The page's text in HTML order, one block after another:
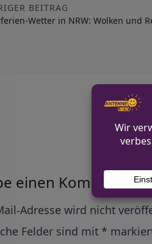
BEITRAG
Wetter in NRW: Wolken und
Alle
einen Kommentar
Adresse wird nicht
Felder sind mit *